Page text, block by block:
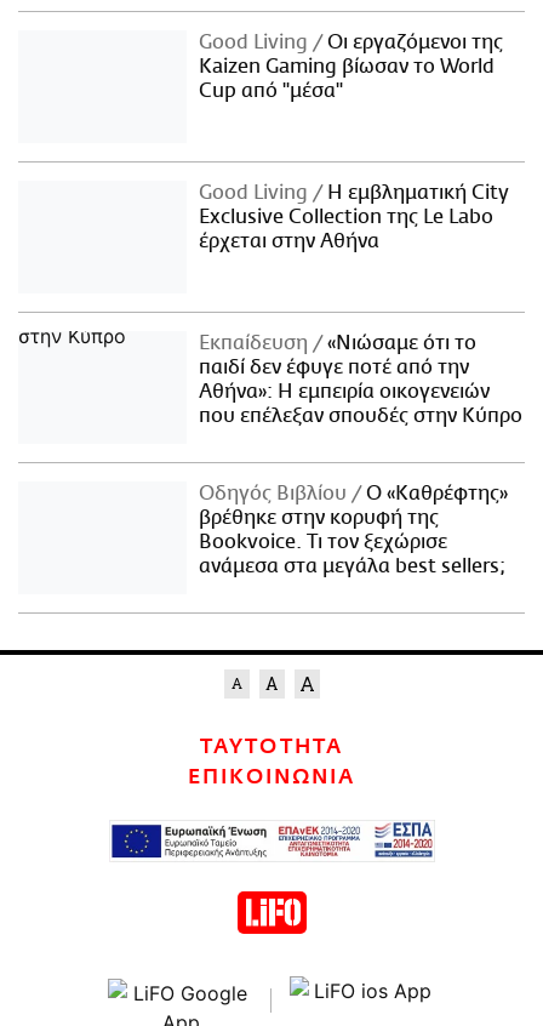
Good Living
Οι εργαζόμενοι της
Kaizen Gaming βίωσαν το World
Cup από "μέσα"
Good Living
Η εμβληματική City
Exclusive Collection της Le Labo
έρχεται στην Αθήνα
Εκπαίδευση
«Νιώσαμε ότι το
παιδί δεν έφυγε ποτέ από την
Αθήνα»: Η εμπειρία οικογενειών
που επέλεξαν σπουδές στην Κύπρο
Οδηγός Βιβλίου
Ο «Καθρέφτης»
βρέθηκε στην κορυφή της
Bookvoice. Τι τον ξεχώρισε
ανάμεσα στα μεγάλα best sellers;
ΤΑΥΤΟΤΗΤΑ
ΕΠΙΚΟΙΝΩΝΙΑ